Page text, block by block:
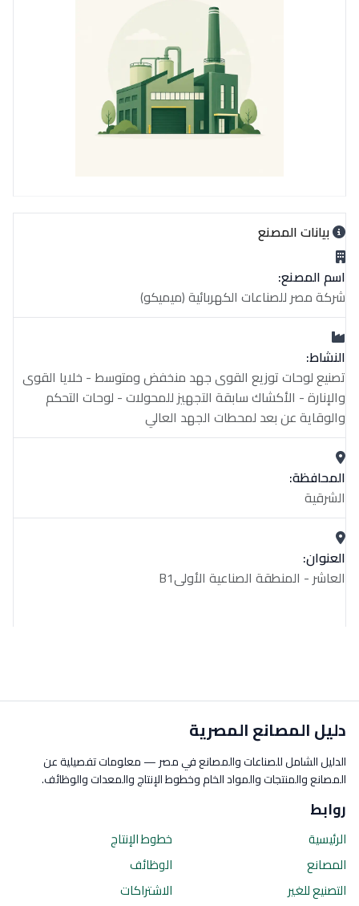
بيانات المصنع
اسم المصنع:
شركة مصر للصناعات الكهربائية (ميميكو)
النشاط:
تصنيع لوحات توزيع القوى جهد منخفض ومتوسط - خلايا القوى
والإنارة - الأكشاك سابقة التجهيز للمحولات - لوحات التحكم
والوقاية عن بعد لمحطات الجهد العالي
المحافظة:
الشرقية
العنوان:
العاشر - المنطقة الصناعية الأولىB1
دليل المصانع المصرية
الدليل الشامل للصناعات والمصانع في مصر — معلومات تفصيلية عن
المصانع والمنتجات والمواد الخام وخطوط الإنتاج والمعدات والوظائف.
روابط
الرئيسية
المصانع
التصنيع للغير
خطوط الإنتاج
الوظائف
الاشتراكات